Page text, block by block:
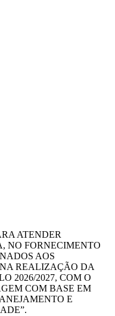
ATENDER
NO FORNECIMENTO
AOS
REALIZAÇÃO DA
2026/2027, COM O
COM BASE EM
E